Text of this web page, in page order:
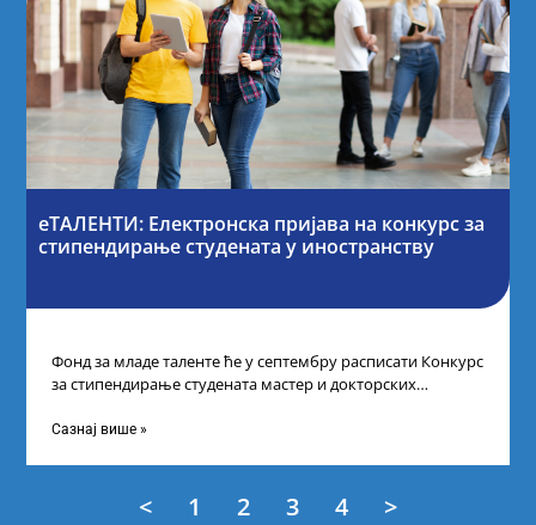
еТАЛЕНТИ: Електронска пријава на конкурс за
стипендирање студената у иностранству
Фонд за младе таленте ће у септембру расписати Конкурс
за стипендирање студената мастер и докторских
Сазнај више »
< 1 2 3 4 >